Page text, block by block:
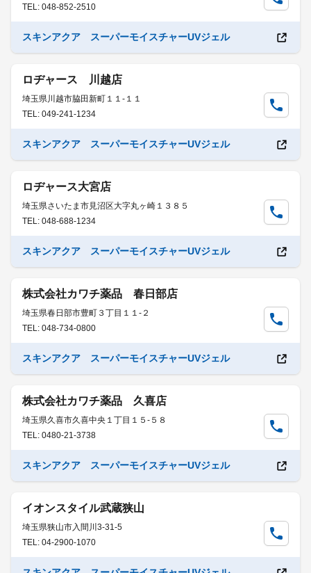
TEL: 048-852-2510
スキンアクア スーパーモイスチャーUVジェル
ロヂャース 川越店
埼玉県川越市脇田新町１１-１１
TEL: 049-241-1234
スキンアクア スーパーモイスチャーUVジェル
ロヂャース大宮店
埼玉県さいたま市見沼区大字丸ヶ崎１３８５
TEL: 048-688-1234
スキンアクア スーパーモイスチャーUVジェル
株式会社カワチ薬品 春日部店
埼玉県春日部市豊町３丁目１１-２
TEL: 048-734-0800
スキンアクア スーパーモイスチャーUVジェル
株式会社カワチ薬品 久喜店
埼玉県久喜市久喜中央１丁目１５-５８
TEL: 0480-21-3738
スキンアクア スーパーモイスチャーUVジェル
イオンスタイル武蔵狭山
埼玉県狭山市入間川3-31-5
TEL: 04-2900-1070